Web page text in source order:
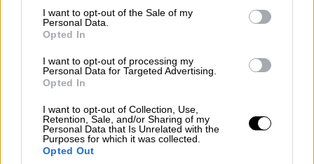
consent section.
I want to opt-out of the Sale of my
Personal Data.
Opted In
I want to opt-out of processing my
Personal Data for Targeted Advertising.
Opted In
I want to opt-out of Collection, Use,
Retention, Sale, and/or Sharing of my
Personal Data that Is Unrelated with the
Purposes for which it was collected.
Opted Out
Sports Management από την Ποδοσφαιρική
Ομοσπονδία της Βραζιλίας και πιστοποίησης
UEFA.
νέο ρόλο του Αντρέ Βιεϊρίνια. Ο
Πορτογάλος, που παραμένει σταθερά δίπλα
στην ομάδα με την οποία ταυτίστηκε όσο